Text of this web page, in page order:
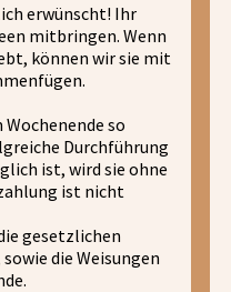
erwünscht! Ihr
mitbringen. Wenn
können wir sie mit
so
Durchführung
ist, wird sie ohne
ist nicht
gesetzlichen
die Weisungen